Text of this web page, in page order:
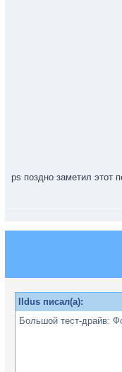
ps поздно заметил этот
Ildus писал(а):
Большой тест-драйв: